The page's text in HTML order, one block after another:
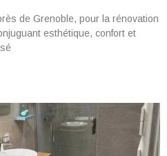
de Grenoble, pour la rénovation
esthétique, confort et